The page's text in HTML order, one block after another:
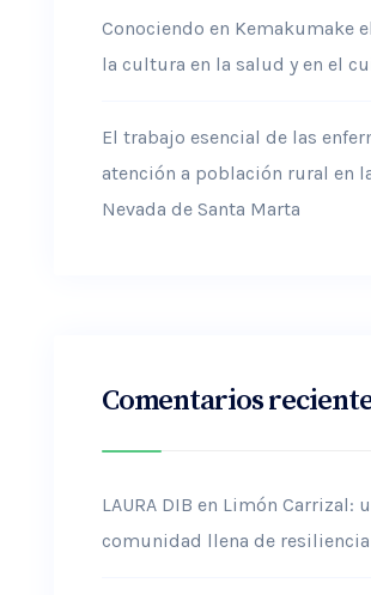
Conociendo en Kemakumake
la cultura en la salud y en el
El trabajo esencial de las
atención a población rural en
Nevada de Santa Marta
Comentarios
LAURA DIB en Limón Carrizal:
comunidad llena de